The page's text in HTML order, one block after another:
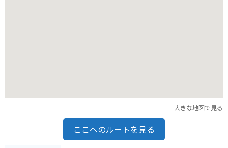
大きな地図で見る
ここへのルートを見る